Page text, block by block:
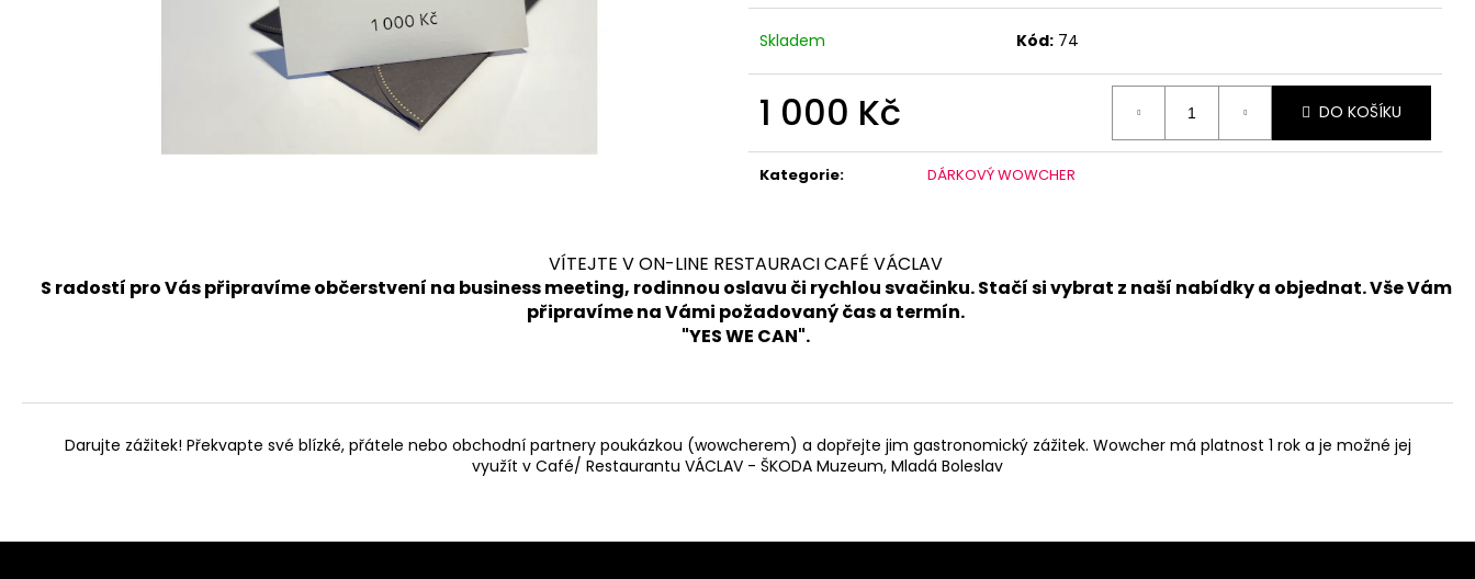
Skladem Kód: 74
1 000 Kč
cena:
DO KOŠÍKU
Kategorie: DÁRKOVÝ WOWCHER
VÍTEJTE V ON-LINE RESTAURACI CAFÉ VÁCLAV
S radostí pro Vás připravíme občerstvení na business meeting, rodinnou oslavu či rychlou svačinku. Stačí si vybrat z naší nabídky a objednat. Vše Vám
připravíme na Vámi požadovaný čas a termín.
"YES WE CAN".
Darujte zážitek! Překvapte své blízké, přátele nebo obchodní partnery poukázkou (wowcherem) a dopřejte jim gastronomický zážitek. Wowcher má platnost 1 rok a je možné jej
využít v Café/ Restaurantu VÁCLAV - ŠKODA Muzeum, Mladá Boleslav
Z